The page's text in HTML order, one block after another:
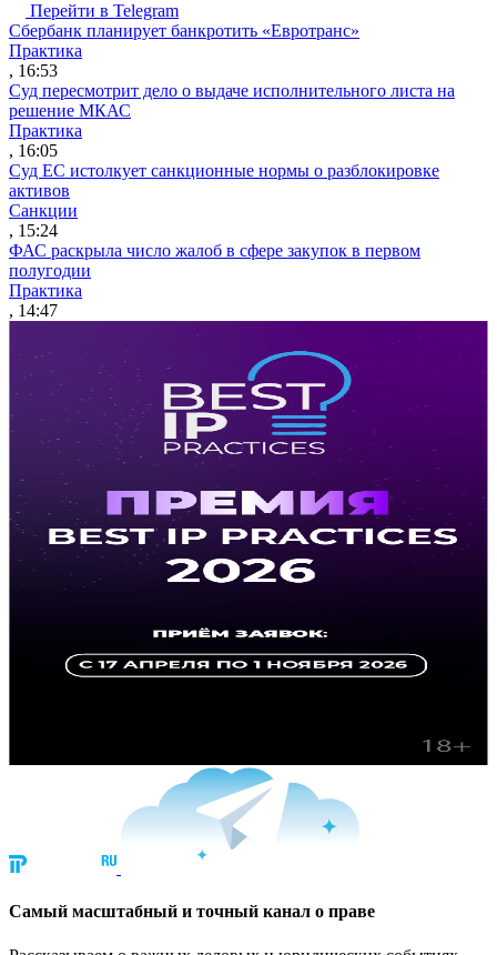
Перейти в Telegram
Сбербанк планирует банкротить «Евротранс»
Практика
, 16:53
Суд пересмотрит дело о выдаче исполнительного листа на
решение МКАС
Практика
, 16:05
Суд ЕС истолкует санкционные нормы о разблокировке
активов
Санкции
, 15:24
ФАС раскрыла число жалоб в сфере закупок в первом
полугодии
Практика
, 14:47
Cамый масштабный и точный канал о праве